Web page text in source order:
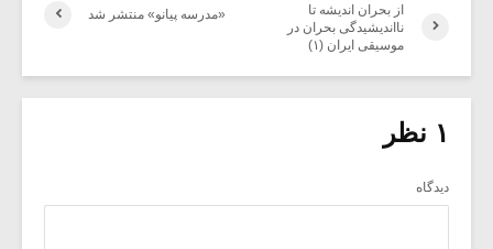
«مدرسه پیانو» منتشر شد
از بحران اندیشه تا
نااندیشیدگی بحران در
موسیقی ایران (۱)
۱ نظر
دیدگاه